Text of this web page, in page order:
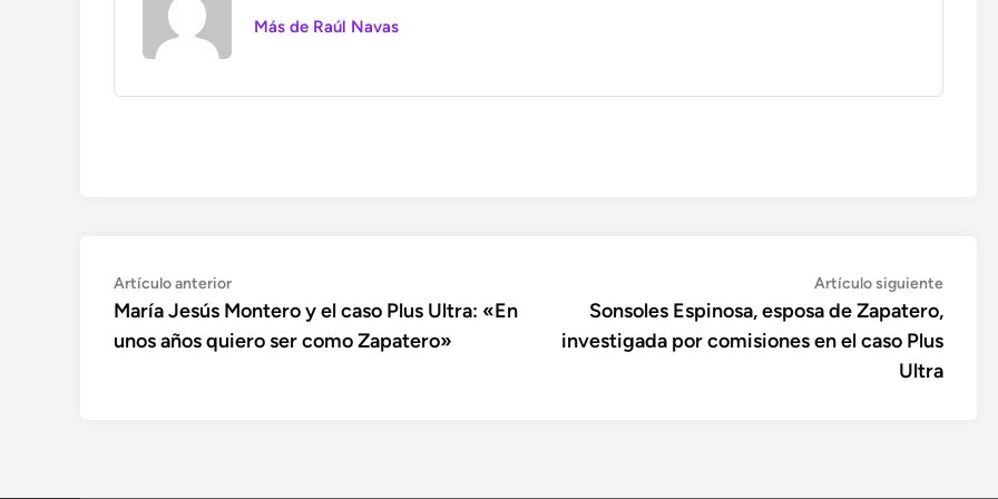
Más de Raúl Navas
Navegación
de
entradas
Artículo anteriorArtículo
anterior:
María Jesús Montero y el caso Plus Ultra: «En
unos años quiero ser como Zapatero»
Artículo siguienteArtículo
Sonsoles Espinosa, esposa de Zapatero,
investigada por comisiones en el caso Plus
Ultra